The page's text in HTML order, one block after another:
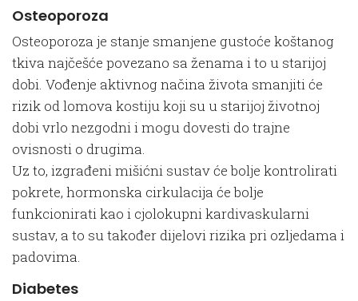
Osteoporoza
Osteoporoza je stanje smanjene gustoće koštanog
tkiva najčešće povezano sa ženama i to u starijoj
dobi. Vođenje aktivnog načina života smanjiti će
rizik od lomova kostiju koji su u starijoj životnoj
dobi vrlo nezgodni i mogu dovesti do trajne
ovisnosti o drugima.
Uz to, izgrađeni mišićni sustav će bolje kontrolirati
pokrete, hormonska cirkulacija će bolje
funkcionirati kao i cjolokupni kardivaskularni
sustav, a to su također dijelovi rizika pri ozljedama i
padovima.
Diabetes